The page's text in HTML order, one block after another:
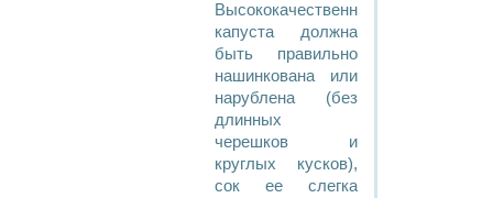
Высококачественная
капуста должна
быть правильно
нашинкована или
нарублена (без
длинных
черешков и
круглых кусков),
сок ее слегка